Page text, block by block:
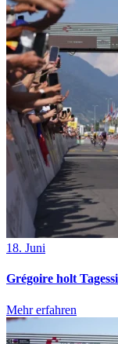
18. Juni
Grégoire holt
Mehr erfahren